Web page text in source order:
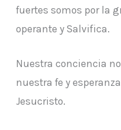
fuertes somos por la
operante y Salvifica.
Nuestra conciencia
nuestra fe y
Jesucristo.